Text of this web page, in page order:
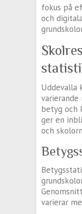
fokus på
och
Uddevalla
betyg och
ger en
och
varierar